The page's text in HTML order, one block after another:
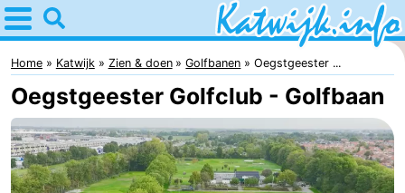
Home
Katwijk
Tips
Voor
kinderen
Overnachten
Home Katwijk Zien & doen Golfbanen Oegstgeester ...
Oegstgeester Golfclub - Golfbaan